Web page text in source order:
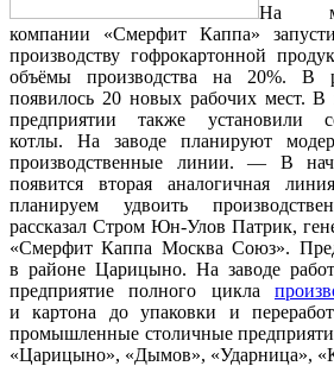
На
компании «Смерфит Каппа»
производству гофрокартонной
объёмы производства на 20%. В
появилось 20 новых рабочих мест. В
предприятии также установили
котлы. На заводе планируют
производственные линии. — В
появится вторая аналогичная
планируем удвоить
рассказал Стром Юн-Улов Патрик,
«Смерфит Каппа Москва Союз».
в районе Царицыно. На заводе
предприятие полного цикла
и картона до упаковки и
промышленные столичные
«Царицыно», «Дымов», «Ударница»,